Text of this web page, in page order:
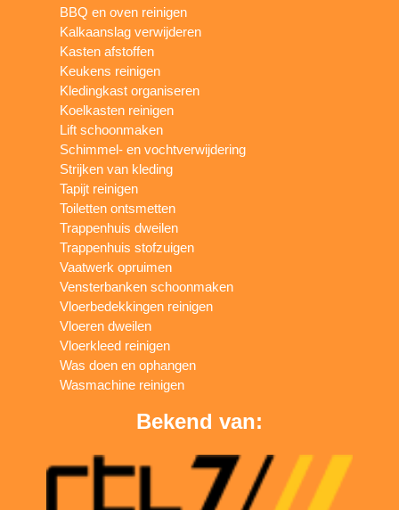
BBQ en oven reinigen
Kalkaanslag verwijderen
Kasten afstoffen
Keukens reinigen
Kledingkast organiseren
Koelkasten reinigen
Lift schoonmaken
Schimmel- en vochtverwijdering
Strijken van kleding
Tapijt reinigen
Toiletten ontsmetten
Trappenhuis dweilen
Trappenhuis stofzuigen
Vaatwerk opruimen
Vensterbanken schoonmaken
Vloerbedekkingen reinigen
Vloeren dweilen
Vloerkleed reinigen
Was doen en ophangen
Wasmachine reinigen
Bekend van: